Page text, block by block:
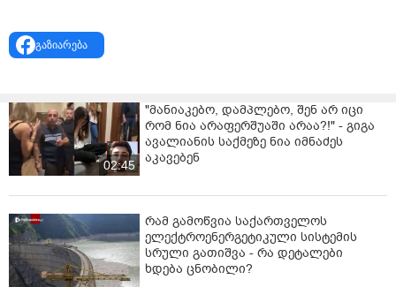
კობახიძემ ჟურნალისტებს სიმონ ჯანაშიასთან
დაკავშირებით დასმული კითხვის საპასუხოდ
უკანა ხაზზე იდგა და წინა ხაზზე ძალადობდნენ მის
მიერ წაქეზებული ადამიანები, რომლების შემდეგ
მოხვდნენ საპატიმრო დაწესებულებებში“.
გაზიარება
02:45
"მანიაკებო, დამპლებო, შენ არ იცი
რომ ნია არაფერშუაში არაა?!" - გიგა
ავალიანის საქმეზე ნია იმნაძეს
აკავებენ
რამ გამოწვია საქართველოს
ელექტროენერგეტიკული სისტემის
სრული გათიშვა - რა დეტალები
ხდება ცნობილი?